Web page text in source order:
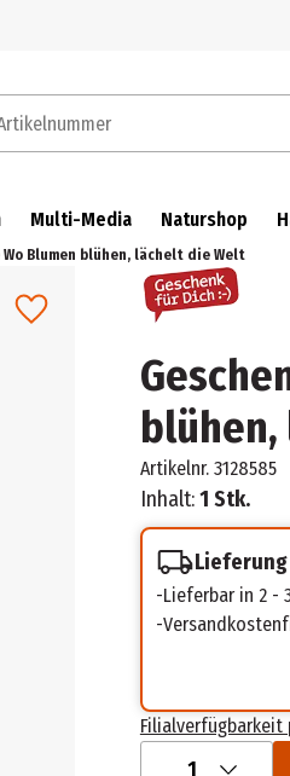
Multi-Media Naturshop
Blumen blühen, lächelt die Welt
Artikelnr. 3128585
Inhalt:1 Stk.
Lieferbar in 2 -
Filialverfügbarkeit
1